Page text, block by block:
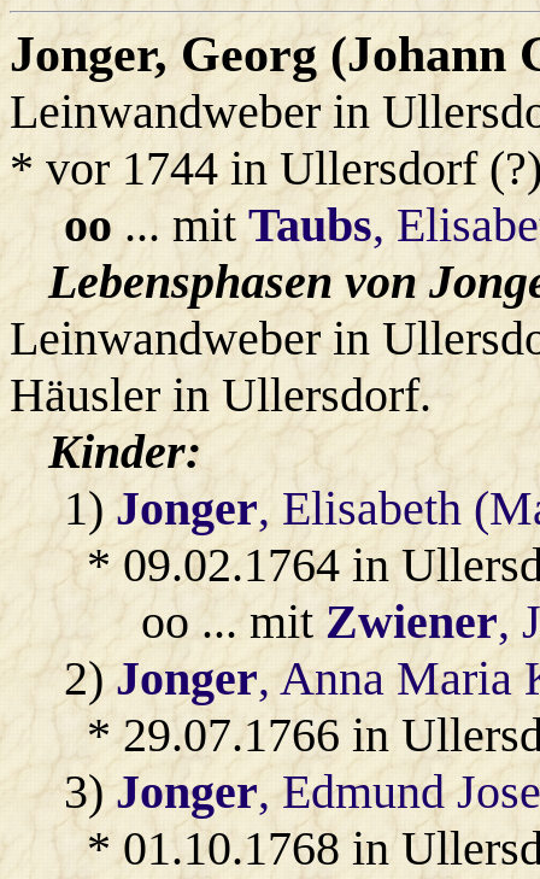
Jonger, Georg (Johann
Leinwandweber in
* vor 1744 in Ullersdorf
oo ... mitTaubs,
Lebensphasen von
Leinwandweber in
Häusler in Ullersdorf.
Kinder:
1)Jonger, Elisabeth
* 09.02.1764 in
oo ... mitZwiener,
2)Jonger, Anna Maria
* 29.07.1766 in
3)Jonger, Edmund
* 01.10.1768 in